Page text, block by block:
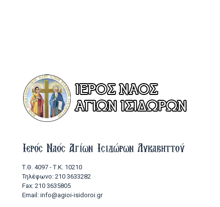
Ιερός Ναός Αγίων Ισιδώρων Λυκαβηττού
Τ.Θ. 4097 - Τ.Κ. 10210
Τηλέφωνο: 210 3633282
Fax: 210 3635805
Email: info@agioi-isidoroi.gr